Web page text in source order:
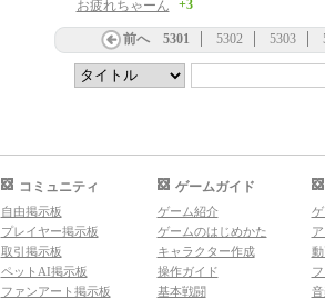
お疲れちゃーん
+3
前へ 5301 5302 5303
コミュニティ
自由掲示板
プレイヤー掲示板
取引掲示板
ペットAI掲示板
ファンアート掲示板
ゲームガイド
ゲーム紹介
ゲームのはじめかた
キャラクター作成
操作ガイド
基本戦闘